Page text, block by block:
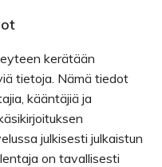
kerätään
tietoja. Nämä tiedot
kääntäjiä ja
julkisesti julkaistun
on tavallisesti